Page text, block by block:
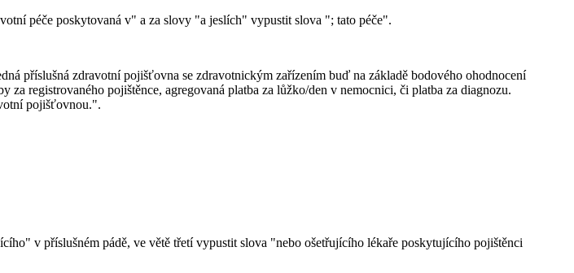
péče poskytovaná v" a za slovy "a jeslích" vypustit slova "; tato péče".
příslušná zdravotní pojišťovna se zdravotnickým zařízením buď na základě bodového ohodnocení
registrovaného pojištěnce, agregovaná platba za lůžko/den v nemocnici, či platba za diagnozu.
pojišťovnou.".
v příslušném pádě, ve větě třetí vypustit slova "nebo ošetřujícího lékaře poskytujícího pojištěnci